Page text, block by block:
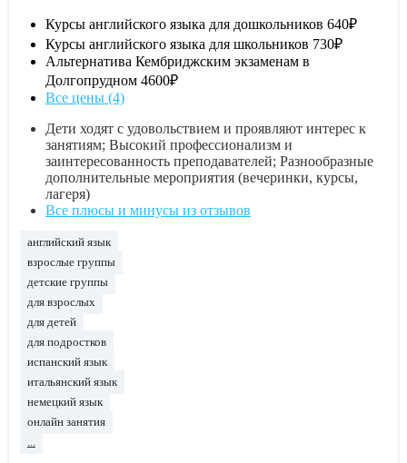
Курсы английского языка для дошкольников 640₽
Курсы английского языка для школьников 730₽
Альтернатива Кембриджским экзаменам в
Долгопрудном 4600₽
Все цены (4)
Дети ходят с удовольствием и проявляют интерес к
занятиям; Высокий профессионализм и
заинтересованность преподавателей; Разнообразные
дополнительные мероприятия (вечеринки, курсы,
лагеря)
Все плюсы и минусы из отзывов
английский язык
взрослые группы
детские группы
для взрослых
для детей
для подростков
испанский язык
итальянский язык
немецкий язык
онлайн занятия
...